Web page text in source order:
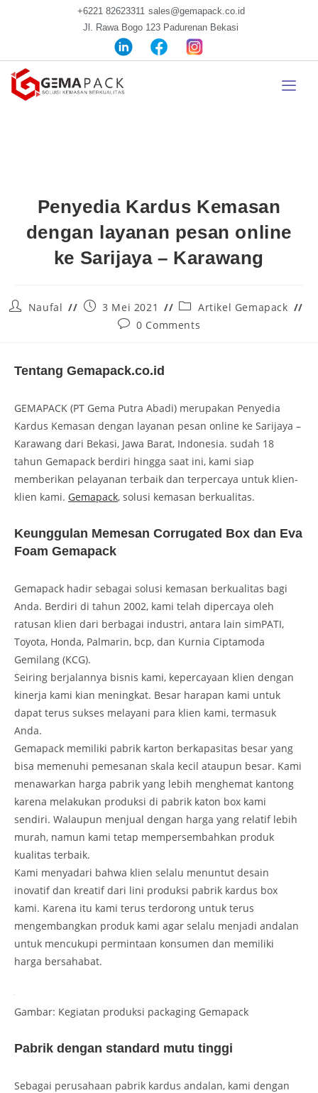
+6221 82623311 sales@gemapack.co.id
Jl. Rawa Bogo 123 Padurenan Bekasi
Penyedia Kardus Kemasan
dengan layanan pesan online
ke Sarijaya – Karawang
Naufal 3 Mei 2021
Artikel Gemapack
0 Comments
Tentang Gemapack.co.id
GEMAPACK (PT Gema Putra Abadi) merupakan Penyedia
Kardus Kemasan dengan layanan pesan online ke Sarijaya –
Karawang dari Bekasi, Jawa Barat, Indonesia. sudah 18
tahun Gemapack berdiri hingga saat ini, kami siap
memberikan pelayanan terbaik dan terpercaya untuk klien-
klien kami. Gemapack, solusi kemasan berkualitas.
Keunggulan Memesan Corrugated Box dan Eva
Foam Gemapack
Gemapack hadir sebagai solusi kemasan berkualitas bagi
Anda. Berdiri di tahun 2002, kami telah dipercaya oleh
ratusan klien dari berbagai industri, antara lain simPATI,
Toyota, Honda, Palmarin, bcp, dan Kurnia Ciptamoda
Gemilang (KCG).
Seiring berjalannya bisnis kami, kepercayaan klien dengan
kinerja kami kian meningkat. Besar harapan kami untuk
dapat terus sukses melayani para klien kami, termasuk
Anda.
Gemapack memiliki pabrik karton berkapasitas besar yang
bisa memenuhi pemesanan skala kecil ataupun besar. Kami
menawarkan harga pabrik yang lebih menghemat kantong
karena melakukan produksi di pabrik katon box kami
sendiri. Walaupun menjual dengan harga yang relatif lebih
murah, namun kami tetap mempersembahkan produk
kualitas terbaik.
Kami menyadari bahwa klien selalu menuntut desain
inovatif dan kreatif dari lini produksi pabrik kardus box
kami. Karena itu kami terus terdorong untuk terus
mengembangkan produk kami agar selalu menjadi andalan
untuk mencukupi permintaan konsumen dan memiliki
harga bersahabat.
Gambar: Kegiatan produksi packaging Gemapack
Pabrik dengan standard mutu tinggi
Sebagai perusahaan pabrik kardus andalan, kami dengan